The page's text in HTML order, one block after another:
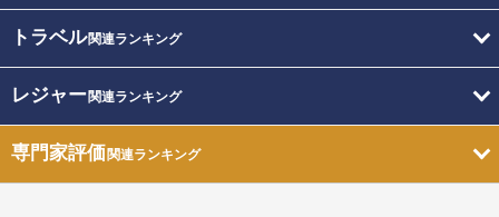
トラベル関連ランキング
レジャー関連ランキング
専門家評価関連ランキング